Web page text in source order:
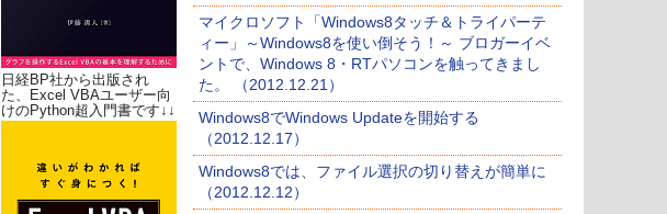
日経BP社から出版され
た、Excel VBAユーザー向
けのPython超入門書です↓↓
マイクロソフト「Windows8タッチ＆トライパーテ
ィー」～Windows8を使い倒そう！～ ブロガーイベ
ントで、Windows 8・RTパソコンを触ってきまし
た。 （2012.12.21）
Windows8でWindows Updateを開始する
（2012.12.17）
Windows8では、ファイル選択の切り替えが簡単に
（2012.12.12）